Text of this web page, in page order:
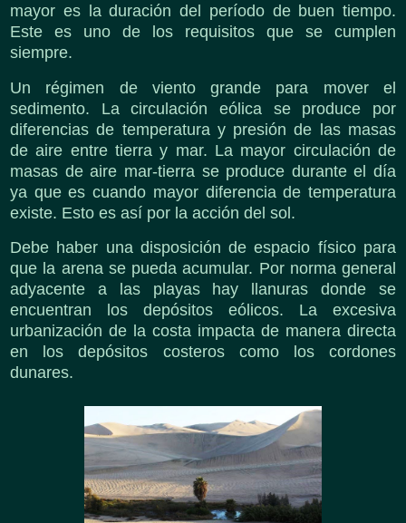
mayor es la duración del período de buen tiempo.
Este es uno de los requisitos que se cumplen
siempre.
Un régimen de viento grande para mover el
sedimento. La circulación eólica se produce por
diferencias de temperatura y presión de las masas
de aire entre tierra y mar. La mayor circulación de
masas de aire mar-tierra se produce durante el día
ya que es cuando mayor diferencia de temperatura
existe. Esto es así por la acción del sol.
Debe haber una disposición de espacio físico para
que la arena se pueda acumular. Por norma general
adyacente a las playas hay llanuras donde se
encuentran los depósitos eólicos. La excesiva
urbanización de la costa impacta de manera directa
en los depósitos costeros como los cordones
dunares.